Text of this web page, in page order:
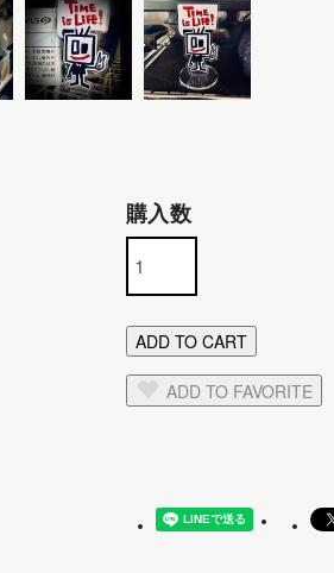
購入数
ADD TO CART
ADD TO FAVORITE